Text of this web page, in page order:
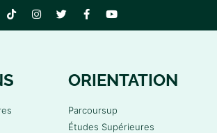
ORIENTATION
Parcoursup
Études Supérieures